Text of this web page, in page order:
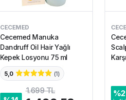
CECEMED
Cecemed Manuka
Dandruff Oil Hair Yağlı
Kepek Losyonu 75 ml
5,0 (1)
1.699 TL %